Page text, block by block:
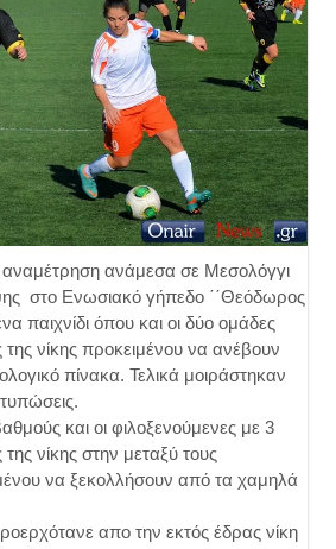
αναμέτρηση ανάμεσα σε Μεσολόγγι
στο Ενωσιακό γήπεδο ΄΄Θεόδωρος
παιχνίδι όπου και οι δύο ομάδες
νίκης προκειμένου να ανέβουν
πίνακα. Τελικά μοιράστηκαν
και οι φιλοξενούμενες με 3
νίκης στην μεταξύ τους
να ξεκολλήσουν από τα χαμηλά
απο την εκτός έδρας νίκη